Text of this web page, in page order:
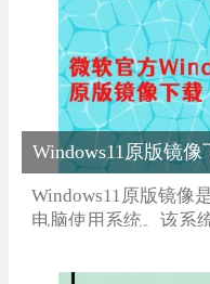
的虚拟机中很好的进
Windows11原版镜像
Windows11原版镜像
电脑使用系统。该系
你想要的快乐使用体